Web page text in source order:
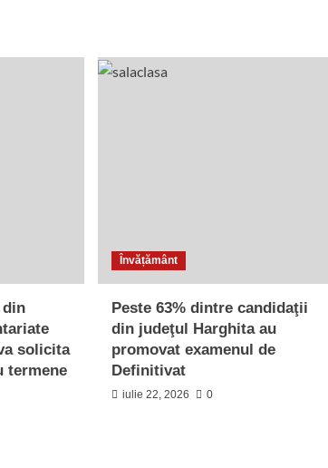
din
solicita
termene
Învățământ
Peste 63% dintre candidaţii
din judeţul Harghita au
promovat examenul de
Definitivat
iulie 22, 2026 0